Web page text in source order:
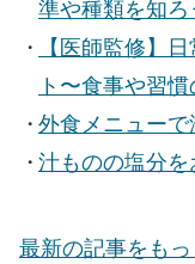
準や種類を知ろ
【医師監修】
ト〜食事や習
外食メニュー
汁ものの塩分
最新の記事をも